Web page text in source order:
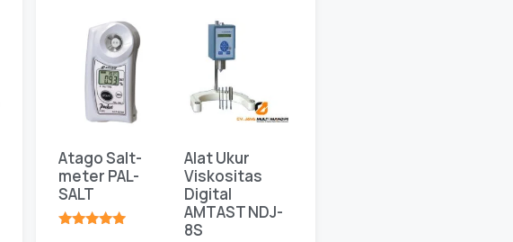
Atago Salt-
meter PAL-
SALT
Alat Ukur
Viskositas
Digital
AMTAST NDJ-
8S